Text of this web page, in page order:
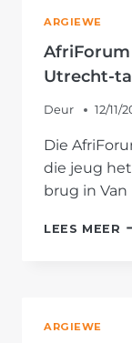
ARGIEWE
Utrecht-
Deur 12/11/
Die
die jeug
brug in
LEES MEER
ARGIEWE